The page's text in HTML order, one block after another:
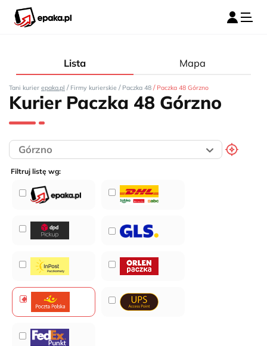
Lista Mapa
Tani kurier epaka.pl / Firmy kurierskie / Paczka 48 / Paczka 48 Górzno
Kurier Paczka 48 Górzno
Filtruj listę wg: